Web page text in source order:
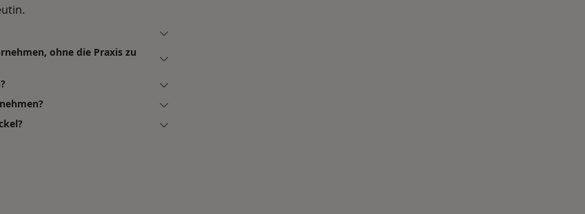
ohne die Praxis zu